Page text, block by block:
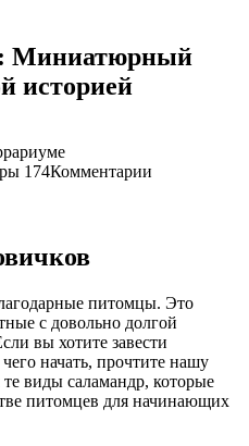
Миниатюрный
историей
174Комментарии
питомцы. Это
с довольно долгой
вы хотите завести
начать, прочтите нашу
виды саламандр, которые
питомцев для начинающих